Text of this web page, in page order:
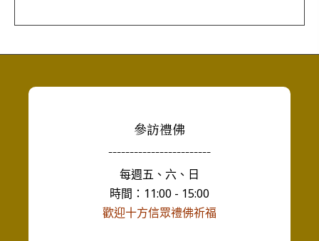
參訪禮佛
------------------------
每週五、六、日
時間：11:00 - 15:00
歡迎十方信眾禮佛祈福